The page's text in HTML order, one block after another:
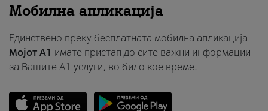
Мобилна апликација
Единствено преку бесплатната мобилна апликација
Мојот A1 имате пристап до сите важни информации
за Вашите A1 услуги, во било кое време.